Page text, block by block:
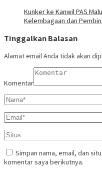
Kunker ke Kanwil PAS
Kelembagaan dan
Tinggalkan Balasan
Alamat email Anda tidak akan
Komentar
Simpan nama, email, dan
komentar saya berikutnya.